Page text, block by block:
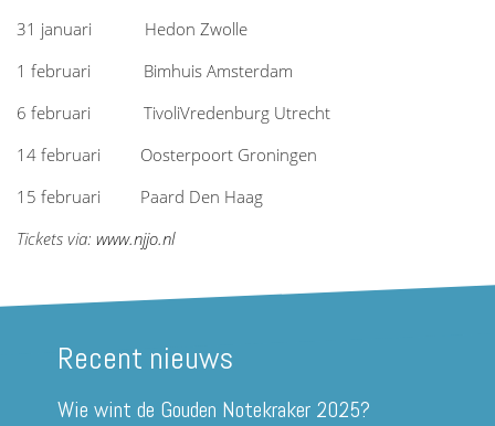
31 januari Hedon Zwolle
1 februari Bimhuis Amsterdam
6 februari TivoliVredenburg Utrecht
14 februari Oosterpoort Groningen
15 februari Paard Den Haag
Tickets via: www.njjo.nl
Recent nieuws
Wie wint de Gouden Notekraker 2025?